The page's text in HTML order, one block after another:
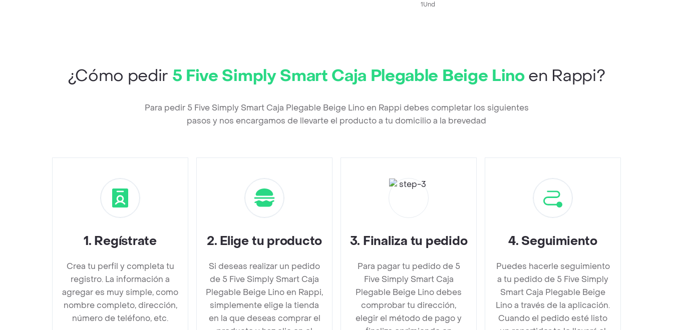
Inoxidable
1Und
¿Cómo pedir 5 Five Simply Smart Caja Plegable Beige Linoen Rappi?
Para pedir 5 Five Simply Smart Caja Plegable Beige Lino en Rappi debes completar los siguientes
pasos y nos encargamos de llevarte el producto a tu domicilio a la brevedad
1. Regístrate
Crea tu perfil y completa tu
registro. La información a
agregar es muy simple, como
nombre completo, dirección,
número de teléfono, etc.
2. Elige tu producto
Si deseas realizar un pedido
de 5 Five Simply Smart Caja
Plegable Beige Lino en Rappi,
simplemente elige la tienda
en la que deseas comprar el
3. Finaliza tu pedido
Para pagar tu pedido de 5
Five Simply Smart Caja
Plegable Beige Lino debes
comprobar tu dirección,
elegir el método de pago y
4. Seguimiento
Puedes hacerle seguimiento
a tu pedido de 5 Five Simply
Smart Caja Plegable Beige
Lino a través de la aplicación.
Cuando el pedido esté listo